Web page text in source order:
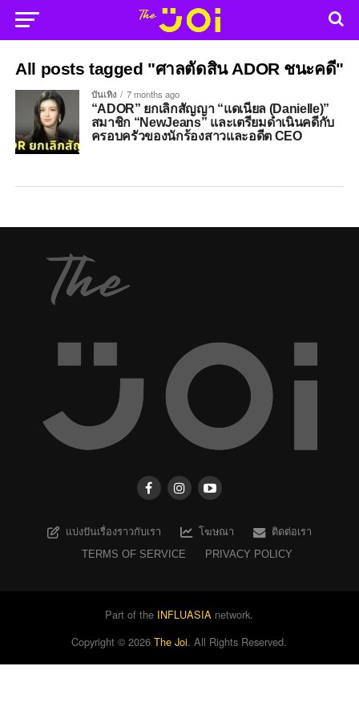
All posts tagged "ศาลตัดสิน ADOR ชนะคดี"
บันเทิง 7 months ago
“ADOR” ยกเลิกสัญญา “แดเนียล (Danielle)”
สมาชิก “NewJeans” และเตรียมดำเนินคดีกับ
ครอบครัวของนักร้องสาวและอดีต CEO
แบ่งปันเรื่องราวกับเรา โฆษณา
ติดต่อเรา
TERMS OF SERVICE
PRIVACY POLICY
Part of the INFLUASIA network.
Copyright ©2026 The Joi. All Rights Reserved.